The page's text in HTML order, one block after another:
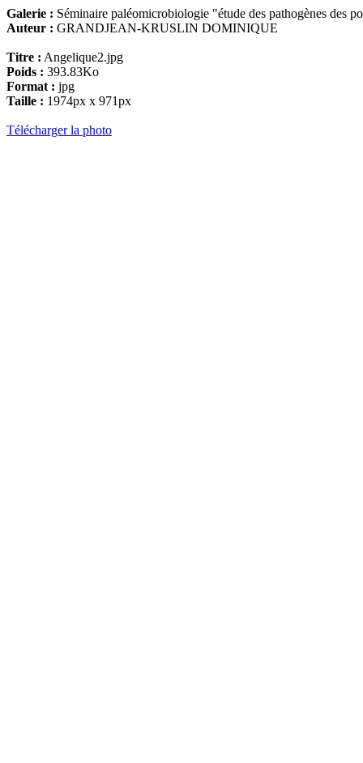
Galerie : Séminaire paléomicrobiologie "étude des pathogènes des
Auteur : GRANDJEAN-KRUSLIN DOMINIQUE
Titre : Angelique2.jpg
Poids : 393.83Ko
Format : jpg
Taille : 1974px x 971px
Télécharger la photo